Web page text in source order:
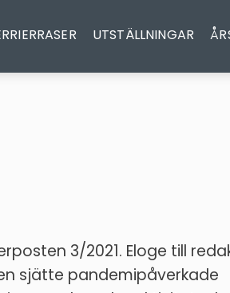
UTSTÄLLNINGAR
3/2021. Eloge till
sjätte pandemipåverkade